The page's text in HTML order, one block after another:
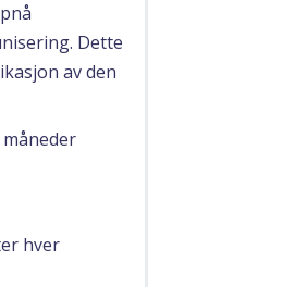
Dette
av den
hver